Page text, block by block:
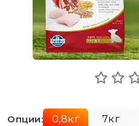
Опции: 0,8кг 7кг